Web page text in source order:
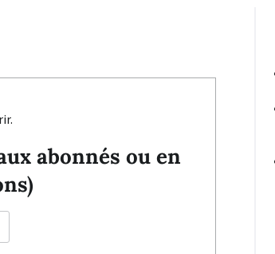
abonnés ou en